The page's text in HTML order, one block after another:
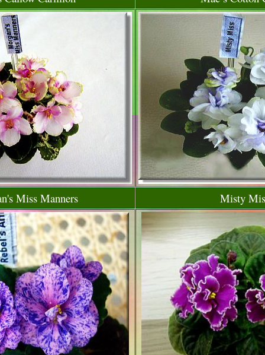
Miss Manners Misty